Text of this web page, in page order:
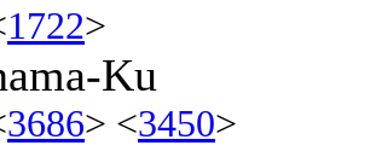
1722>
Ku
3686> <3450>